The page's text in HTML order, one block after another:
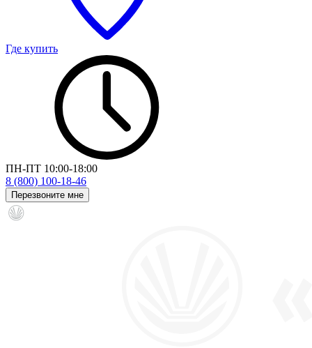
Где купить
ПН-ПТ 10:00-18:00
8 (800) 100-18-46
Перезвоните мне